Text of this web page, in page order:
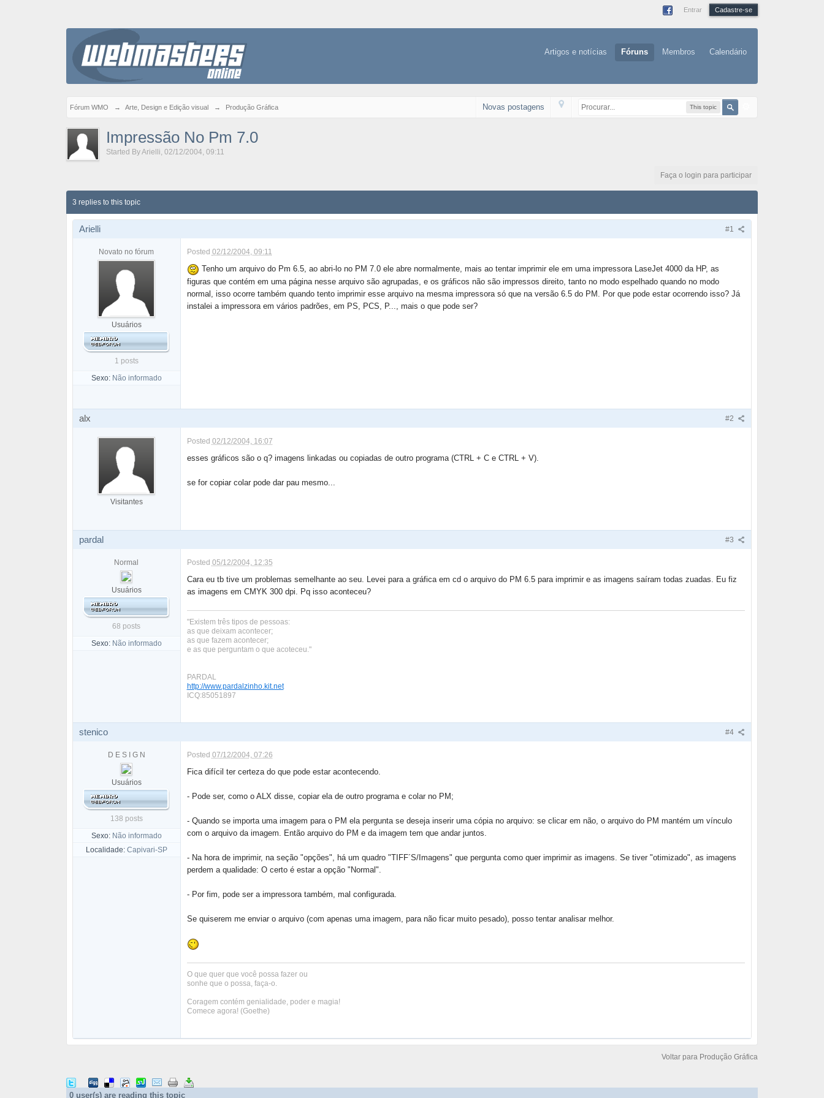
Entrar Cadastre-se
Artigos e notícias Fóruns Membros Calendário
Fórum WMO → Arte, Design e Edição visual → Produção Gráfica This topic
Novas postagens
Impressão No Pm 7.0
Started ByArielli, 02/12/2004, 09:11
Faça o login para participar
3 replies to this topic
#1
Arielli
Novato no fórum
Usuários
1 posts
Sexo: Não informado
Posted 02/12/2004, 09:11
Tenho um arquivo do Pm 6.5, ao abri-lo no PM 7.0 ele abre normalmente, mais ao tentar imprimir ele em uma impressora LaseJet 4000 da HP, as
figuras que contém em uma página nesse arquivo são agrupadas, e os gráficos não são impressos direito, tanto no modo espelhado quando no modo
normal, isso ocorre também quando tento imprimir esse arquivo na mesma impressora só que na versão 6.5 do PM. Por que pode estar ocorrendo isso? Já
instalei a impressora em vários padrões, em PS, PCS, P..., mais o que pode ser?
#2
alx
Visitantes
Posted 02/12/2004, 16:07
esses gráficos são o q? imagens linkadas ou copiadas de outro programa (CTRL + C e CTRL + V).
se for copiar colar pode dar pau mesmo...
#3
pardal
Normal
Usuários
68 posts
Sexo: Não informado
Posted 05/12/2004, 12:35
Cara eu tb tive um problemas semelhante ao seu. Levei para a gráfica em cd o arquivo do PM 6.5 para imprimir e as imagens saíram todas zuadas. Eu fiz
as imagens em CMYK 300 dpi. Pq isso aconteceu?
"Existem três tipos de pessoas:
as que deixam acontecer;
as que fazem acontecer;
e as que perguntam o que acoteceu."
PARDAL
http://www.pardalzinho.kit.net
ICQ:85051897
#4
stenico
D E S I G N
Usuários
138 posts
Sexo: Não informado
Localidade: Capivari-SP
Posted 07/12/2004, 07:26
Fica difícil ter certeza do que pode estar acontecendo.
- Pode ser, como o ALX disse, copiar ela de outro programa e colar no PM;
- Quando se importa uma imagem para o PM ela pergunta se deseja inserir uma cópia no arquivo: se clicar em não, o arquivo do PM mantém um vínculo
com o arquivo da imagem. Então arquivo do PM e da imagem tem que andar juntos.
- Na hora de imprimir, na seção "opções", há um quadro "TIFF´S/Imagens" que pergunta como quer imprimir as imagens. Se tiver "otimizado", as imagens
perdem a qualidade: O certo é estar a opção "Normal".
- Por fim, pode ser a impressora também, mal configurada.
Se quiserem me enviar o arquivo (com apenas uma imagem, para não ficar muito pesado), posso tentar analisar melhor.
O que quer que você possa fazer ou
sonhe que o possa, faça-o.
Coragem contém genialidade, poder e magia!
Comece agora! (Goethe)
Voltar para Produção Gráfica
0 user(s) are reading this topic